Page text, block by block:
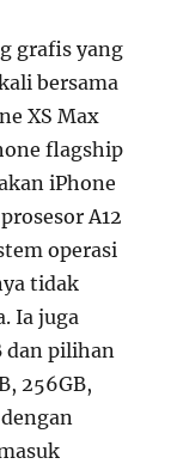
grafis yang
bersama
XS Max
flagship
iPhone
A12
operasi
tidak
Ia juga
dan pilihan
256GB,